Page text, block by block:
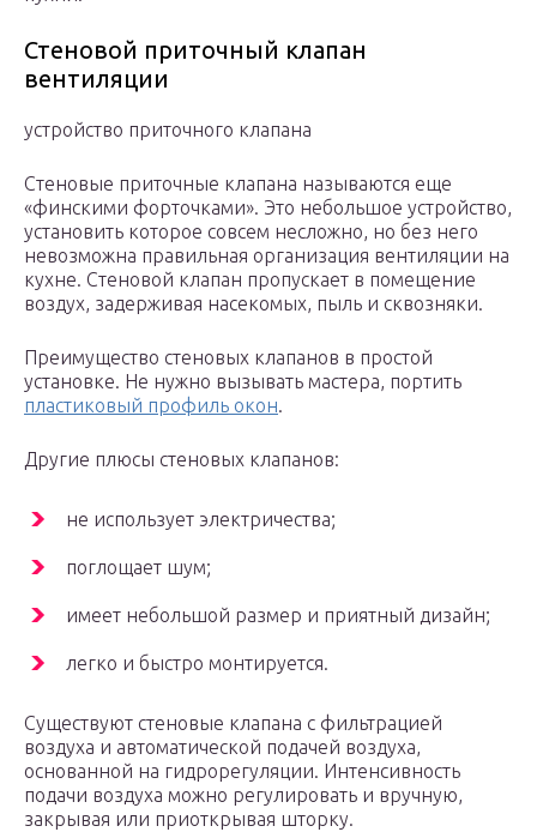
Стеновой приточный клапан
вентиляции
устройство приточного клапана
Стеновые приточные клапана называются еще
«финскими форточками». Это небольшое устройство,
установить которое совсем несложно, но без него
невозможна правильная организация вентиляции на
кухне. Стеновой клапан пропускает в помещение
воздух, задерживая насекомых, пыль и сквозняки.
Преимущество стеновых клапанов в простой
установке. Не нужно вызывать мастера, портить
пластиковый профиль окон.
Другие плюсы стеновых клапанов:
не использует электричества;
поглощает шум;
имеет небольшой размер и приятный дизайн;
легко и быстро монтируется.
Существуют стеновые клапана с фильтрацией
воздуха и автоматической подачей воздуха,
основанной на гидрорегуляции. Интенсивность
подачи воздуха можно регулировать и вручную,
закрывая или приоткрывая шторку.